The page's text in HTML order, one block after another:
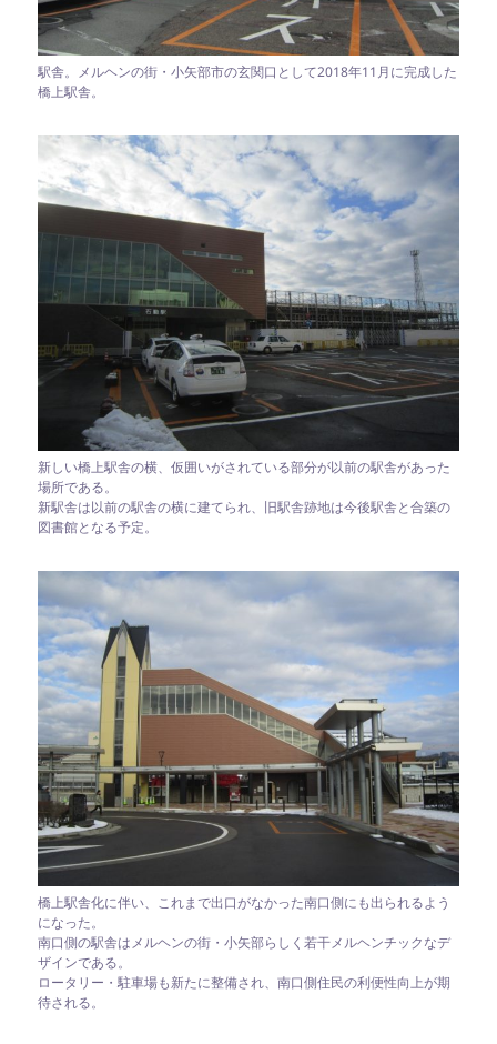
駅舎。メルヘンの街・小矢部市の玄関口として2018年11月に完成した
橋上駅舎。
新しい橋上駅舎の横、仮囲いがされている部分が以前の駅舎があった
場所である。
新駅舎は以前の駅舎の横に建てられ、旧駅舎跡地は今後駅舎と合築の
図書館となる予定。
橋上駅舎化に伴い、これまで出口がなかった南口側にも出られるよう
になった。
南口側の駅舎はメルヘンの街・小矢部らしく若干メルヘンチックなデ
ザインである。
ロータリー・駐車場も新たに整備され、南口側住民の利便性向上が期
待される。